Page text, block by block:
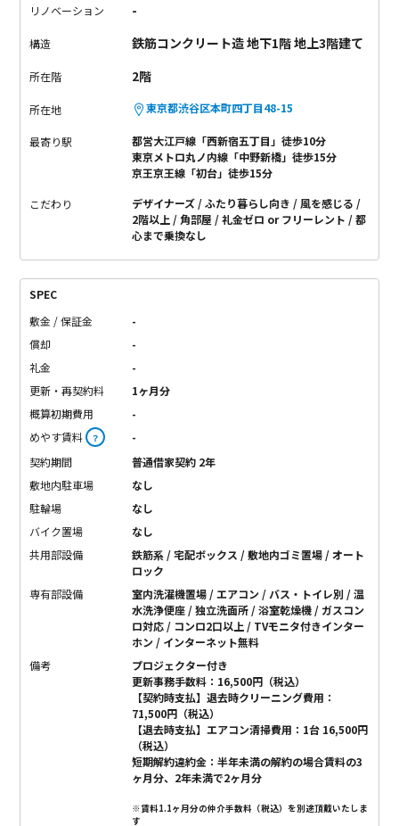
リノベーション -
構造 鉄筋コンクリート造 地下1階 地上3階建て
所在階 2階
所在地 東京都渋谷区本町四丁目48-15
最寄り駅
都営大江戸線「西新宿五丁目」徒歩10分
東京メトロ丸ノ内線「中野新橋」徒歩15分
京王京王線「初台」徒歩15分
こだわり デザイナーズ ふたり暮らし向き
風を感じる
2階以上
角部屋 礼金ゼロ or フリーレント
都
心まで乗換なし
SPEC
敷金 / 保証金
-
償却
-
礼金
-
更新・再契約料
1ヶ月分
概算初期費用
-
めやす賃料 ？
-
契約期間
普通借家契約 2年
敷地内駐車場
なし
駐輪場
なし
バイク置場
なし
共用部設備
鉄筋系 / 宅配ボックス / 敷地内ゴミ置場 / オート
ロック
専有部設備
室内洗濯機置場 / エアコン / バス・トイレ別 / 温
水洗浄便座 / 独立洗面所 / 浴室乾燥機 / ガスコン
ロ対応 / コンロ2口以上 / TVモニタ付きインター
ホン / インターネット無料
備考
プロジェクター付き
更新事務手数料：16,500円（税込）
【契約時支払】退去時クリーニング費用：
71,500円（税込）
【退去時支払】エアコン清掃費用：1台 16,500円
（税込）
短期解約違約金：半年未満の解約の場合賃料の3
ヶ月分、2年未満で2ヶ月分
※賃料1.1ヶ月分の仲介手数料（税込）を別途頂戴いたしま
す